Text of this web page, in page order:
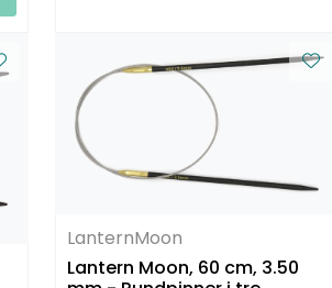
LanternMoon
Lantern Moon, 60 cm, 3.50